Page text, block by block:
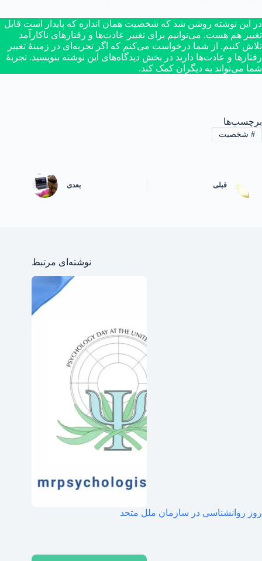
در این نوشته روشن شد که شخصیت همان اندازه که پایدار است قابل
تغییر هم هست. می‌توانیم برای تغییر عادت‌ها و رفتارهای ناکارآمد
تلاش کنیم. از شما درخواست می‌کنم که اگر تجربه‌ای در زمینهٔ تغییر
رفتارها و عادت‌ها دارید در بخش دیدگاه‌های این نوشته بنویسید. تجربهٔ
شما می‌تواند به دیگران کمک کند.
برچسب‌ها
#شخصیت
قبلی بعدی
نوشته‌ای مرتبط
روز روانشناسی در سازمان ملل متحد